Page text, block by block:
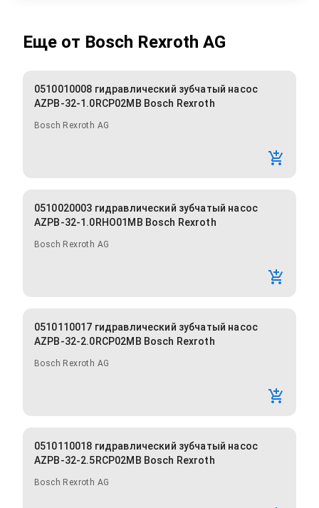
Еще от Bosch Rexroth AG
0510010008 гидравлический зубчатый насос
AZPB-32-1.0RCP02MB Bosch Rexroth
Bosch Rexroth AG
0510020003 гидравлический зубчатый насос
AZPB-32-1.0RHO01MB Bosch Rexroth
Bosch Rexroth AG
0510110017 гидравлический зубчатый насос
AZPB-32-2.0RCP02MB Bosch Rexroth
Bosch Rexroth AG
0510110018 гидравлический зубчатый насос
AZPB-32-2.5RCP02MB Bosch Rexroth
Bosch Rexroth AG